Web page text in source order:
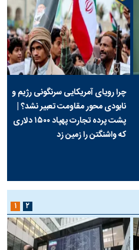
چرا رویای آمریکایی سرنگونی رژیم و
نابودی محور مقاومت تعبیر نشد؟ |
پشت پرده تجارت پهپاد‌ ۱۵۰۰ دلاری
که واشنگتن را زمین زد
۱ ۲